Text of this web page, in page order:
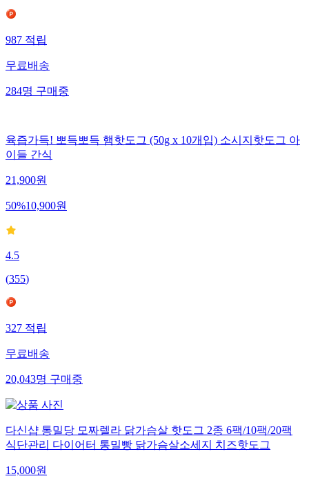
987적립
무료배송
284명구매중
육즙가득! 뽀득뽀득 햄핫도그 (50g x 10개입) 소시지핫도그 아
이들 간식
21,900원
50%10,900원
4.5
(355)
327적립
무료배송
20,043명구매중
다신샵 통밀당 모짜렐라 닭가슴살 핫도그 2종 6팩/10팩/20팩
식단관리 다이어터 통밀빵 닭가슴살소세지 치즈핫도그
15,000원